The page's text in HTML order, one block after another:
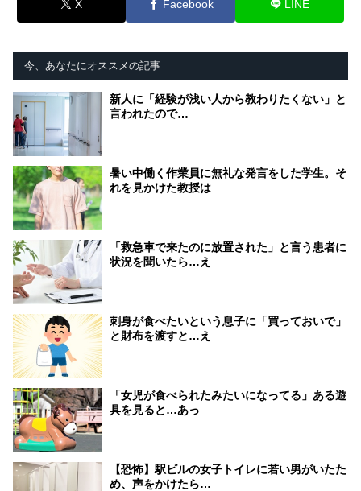
X Facebook LINE
今、あなたにオススメの記事
新人に「経験が浅い人から教わりたくない」と
言われたので…
暑い中働く作業員に無礼な発言をした学生。そ
れを見かけた教授は
「救急車で来たのに放置された」と言う患者に
状況を聞いたら…え
刺身が食べたいという息子に「買っておいで」
と財布を渡すと…え
「女児が食べられたみたいになってる」ある遊
具を見ると…あっ
【恐怖】駅ビルの女子トイレに若い男がいたた
め、声をかけたら…